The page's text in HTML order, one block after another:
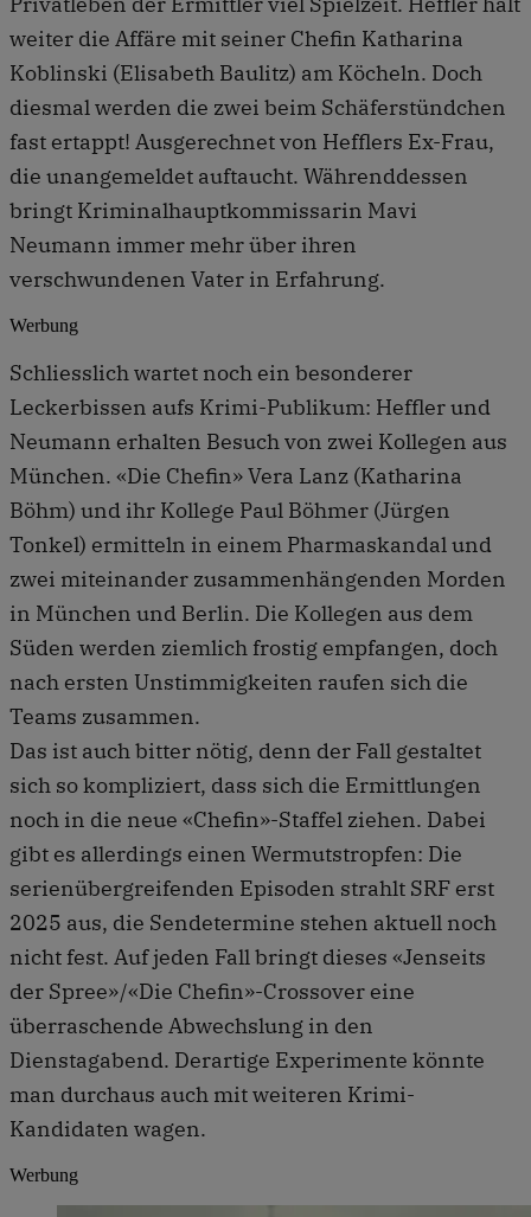
weiter die Affäre mit seiner Chefin Katharina
Koblinski (Elisabeth Baulitz) am Köcheln. Doch
diesmal werden die zwei beim Schäferstündchen
fast ertappt! Ausgerechnet von Hefflers Ex-Frau,
die unangemeldet auftaucht. Währenddessen
bringt Kriminalhauptkommissarin Mavi
Neumann immer mehr über ihren
verschwundenen Vater in Erfahrung.
Werbung
Schliesslich wartet noch ein besonderer
Leckerbissen aufs Krimi-Publikum: Heffler und
Neumann erhalten Besuch von zwei Kollegen aus
München. «Die Chefin» Vera Lanz (Katharina
Böhm) und ihr Kollege Paul Böhmer (Jürgen
Tonkel) ermitteln in einem Pharmaskandal und
zwei miteinander zusammenhängenden Morden
in München und Berlin. Die Kollegen aus dem
Süden werden ziemlich frostig empfangen, doch
nach ersten Unstimmigkeiten raufen sich die
Teams zusammen.
Das ist auch bitter nötig, denn der Fall gestaltet
sich so kompliziert, dass sich die Ermittlungen
noch in die neue «Chefin»-Staffel ziehen. Dabei
gibt es allerdings einen Wermutstropfen: Die
serienübergreifenden Episoden strahlt SRF erst
2025 aus, die Sendetermine stehen aktuell noch
nicht fest. Auf jeden Fall bringt dieses «Jenseits
der Spree» /«Die Chefin»-Crossover eine
überraschende Abwechslung in den
Dienstagabend. Derartige Experimente könnte
man durchaus auch mit weiteren Krimi-
Kandidaten wagen.
Werbung